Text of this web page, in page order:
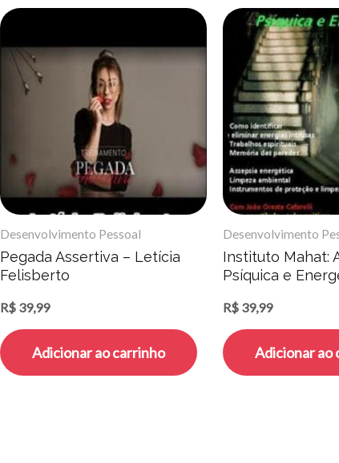
Desenvolvimento Pessoal
Pegada Assertiva – Letícia
Felisberto
R$ 39,99
Adicionar ao carrinho
Desenvolvimento
Instituto Mahat:
Psíquica e
R$ 39,99
Adicionar ao